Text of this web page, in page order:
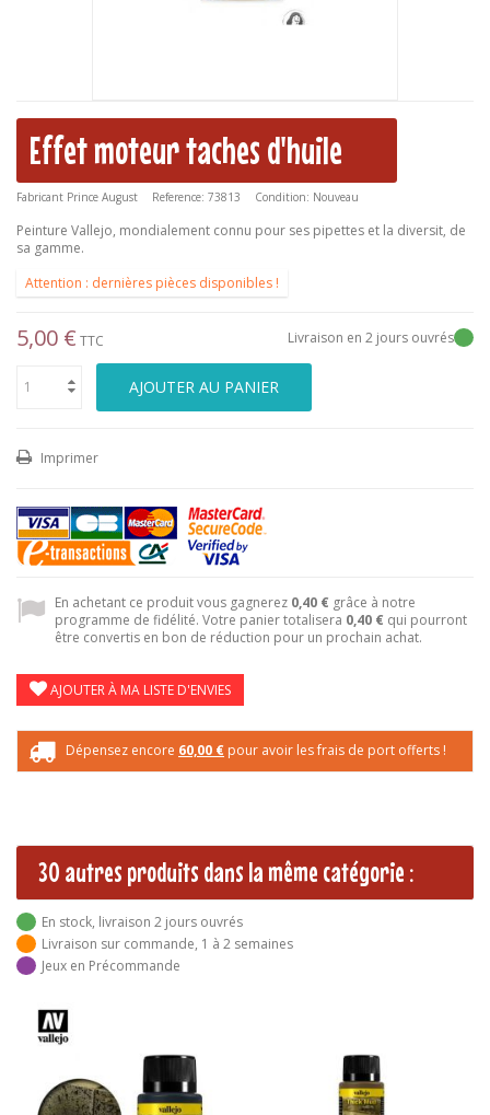
Effet moteur taches d'huile
Fabricant Prince August Reference: 73813 Condition: Nouveau
Peinture Vallejo, mondialement connu pour ses pipettes et la diversit‚ de
sa gamme.
Attention : dernières pièces disponibles !
5,00 € TTC Livraison en 2 jours ouvrés
AJOUTER AU PANIER
Imprimer
En achetant ce produit vous gagnerez 0,40 € grâce à notre
programme de fidélité. Votre panier totalisera 0,40 € qui pourront
être convertis en bon de réduction pour un prochain achat.
AJOUTER À MA LISTE D'ENVIES
Dépensez encore 60,00 € pour avoir les frais de port offerts !
30 autres produits dans la même catégorie :
En stock, livraison 2 jours ouvrés
Livraison sur commande, 1 à 2 semaines
Jeux en Précommande
Boue épaisse russe